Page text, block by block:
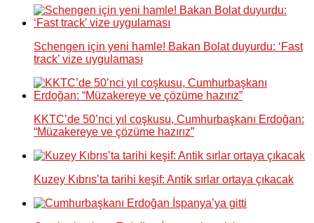
Schengen için yeni hamle! Bakan Bolat duyurdu: ‘Fast
track’ vize uygulaması
KKTC’de 50’nci yıl coşkusu, Cumhurbaşkanı Erdoğan:
“Müzakereye ve çözüme hazırız”
Kuzey Kıbrıs’ta tarihi keşif: Antik sırlar ortaya çıkacak